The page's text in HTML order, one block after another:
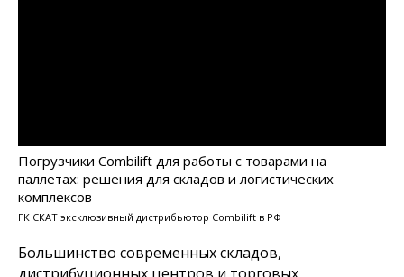
Погрузчики Combilift для работы с товарами на
паллетах: решения для складов и логистических
комплексов
ГК СКАТ эксклюзивный дистрибьютор Combilift в РФ
Большинство современных складов,